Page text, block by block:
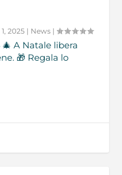
2025 | News |
🎄 A Natale libera
🎁 Regala lo